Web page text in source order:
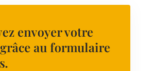
envoyer votre
au formulaire